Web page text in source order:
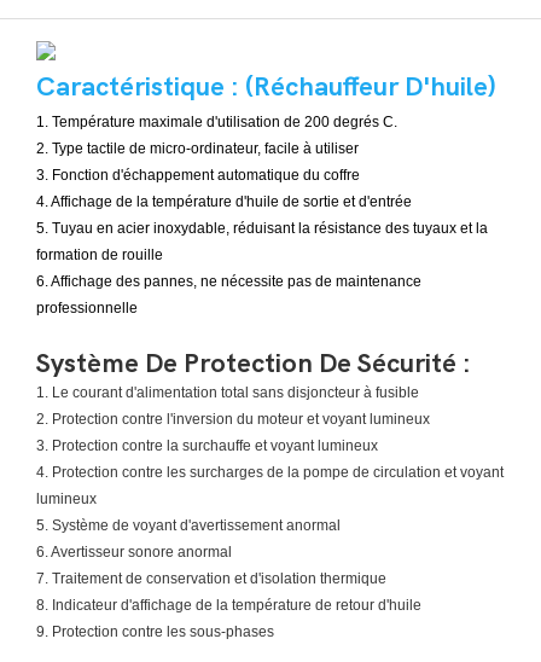
Caractéristique : (Réchauffeur D'huile)
1. Température maximale d'utilisation de 200 degrés C.
2. Type tactile de micro-ordinateur, facile à utiliser
3. Fonction d'échappement automatique du coffre
4. Affichage de la température d'huile de sortie et d'entrée
5. Tuyau en acier inoxydable, réduisant la résistance des tuyaux et la
formation de rouille
6. Affichage des pannes, ne nécessite pas de maintenance
professionnelle
Système De Protection De Sécurité :
1. Le courant d'alimentation total sans disjoncteur à fusible
2. Protection contre l'inversion du moteur et voyant lumineux
3. Protection contre la surchauffe et voyant lumineux
4. Protection contre les surcharges de la pompe de circulation et voyant
lumineux
5. Système de voyant d'avertissement anormal
6. Avertisseur sonore anormal
7. Traitement de conservation et d'isolation thermique
8. Indicateur d'affichage de la température de retour d'huile
9. Protection contre les sous-phases